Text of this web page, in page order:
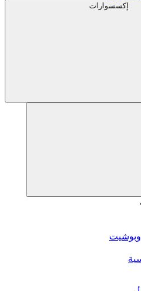
إكسسوارات